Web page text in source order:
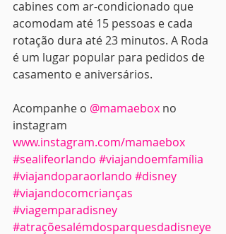
cabines com ar-condicionado que
acomodam até 15 pessoas e cada
rotação dura até 23 minutos. A Roda
é um lugar popular para pedidos de
casamento e aniversários.
Acompanhe o @mamaebox no
instagram
www.instagram.com/mamaebox
#sealifeorlando #viajandoemfamília
#viajandoparaorlando #disney
#viajandocomcrianças
#viagemparadisney
#atraçõesalémdosparquesdadisneye